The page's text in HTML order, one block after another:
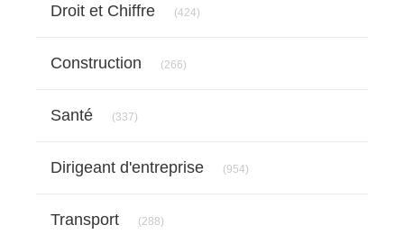
Droit et Chiffre (424)
Construction (266)
Santé (337)
Dirigeant d'entreprise (954)
Transport (288)